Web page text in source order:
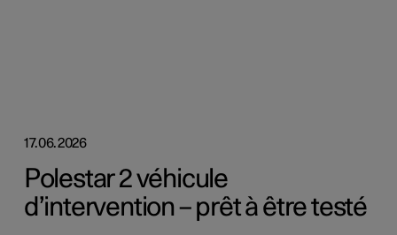
17.06.2026
Polestar 2 véhicule
d’intervention – prêt à être testé